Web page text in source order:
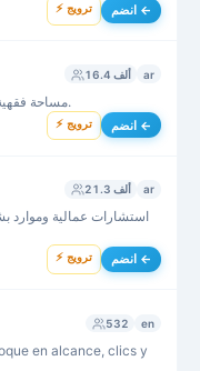
⚡ ترويج انضم ←
16.4 ألف ar
مساحة فقهية لأسئلة الأحناف وأجوبتها وفق منهج علماء ديوبند.
⚡ ترويج انضم ←
21.3 ألف ar
استشارات عمالية وموارد
⚡ ترويج انضم ←
532 en
en alcance, clics y